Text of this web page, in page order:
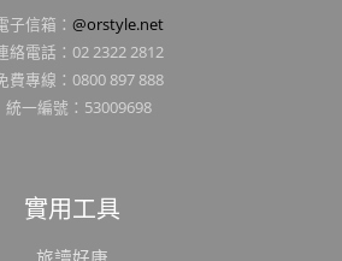
子信箱： @orstyle.net
絡電話：02 2322 2812
費專線：0800 897 888
統一編號：53009698
實用工具